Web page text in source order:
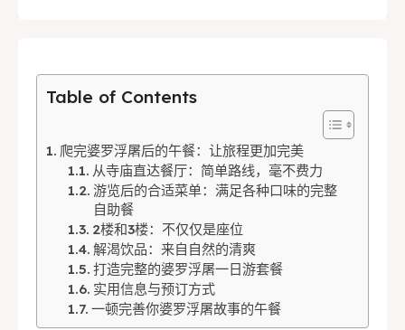
Tempat Makan Keluarga
Ruang Meeting
Playground Anak
Katering Magelang
Nasi Box
Tempat Makan Keluarga
Ruang Meeting
Playground Anak
Katering Magelang
Nasi Box
Table of Contents
爬完婆罗浮屠后的午餐：让旅程更加完美
从寺庙直达餐厅：简单路线，毫不费力
游览后的合适菜单：满足各种口味的完整
自助餐
2楼和3楼：不仅仅是座位
解渴饮品：来自自然的清爽
打造完整的婆罗浮屠一日游套餐
实用信息与预订方式
一顿完善你婆罗浮屠故事的午餐